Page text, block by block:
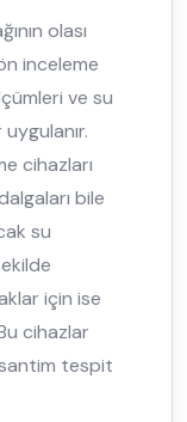
olası
inceleme
ve su
cihazları
bile
su
için ise
cihazlar
tespit